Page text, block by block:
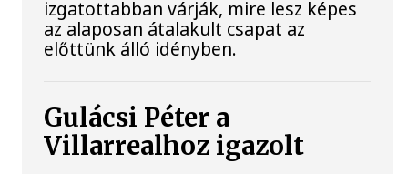
izgatottabban várják, mire lesz képes
az alaposan átalakult csapat az
előttünk álló idényben.
Gulácsi Péter a
Villarrealhoz igazolt